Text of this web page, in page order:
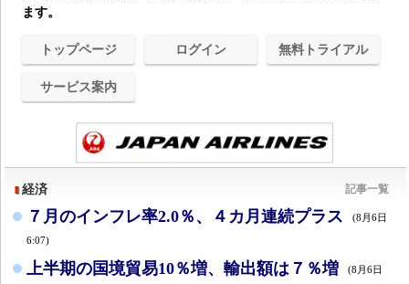
ます。
トップページ ログイン 無料トライアル
サービス案内
経済 記事一覧
７月のインフレ率2.0％、４カ月連続プラス (8月6日
6:07)
上半期の国境貿易10％増、輸出額は７％増 (8月6日